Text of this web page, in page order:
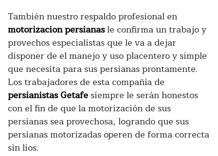
También nuestro respaldo profesional en
motorizacion persianasle confirma un trabajo y
provechos especialistas que le va a dejar
disponer de el manejo y uso placentero y simple
que necesita para sus persianas prontamente.
Los trabajadores de esta compañía de
persianistas Getafe siempre le serán honestos
con el fin de que la motorización de sus
persianas sea provechosa, logrando que sus
persianas motorizadas operen de forma correcta
sin lios.